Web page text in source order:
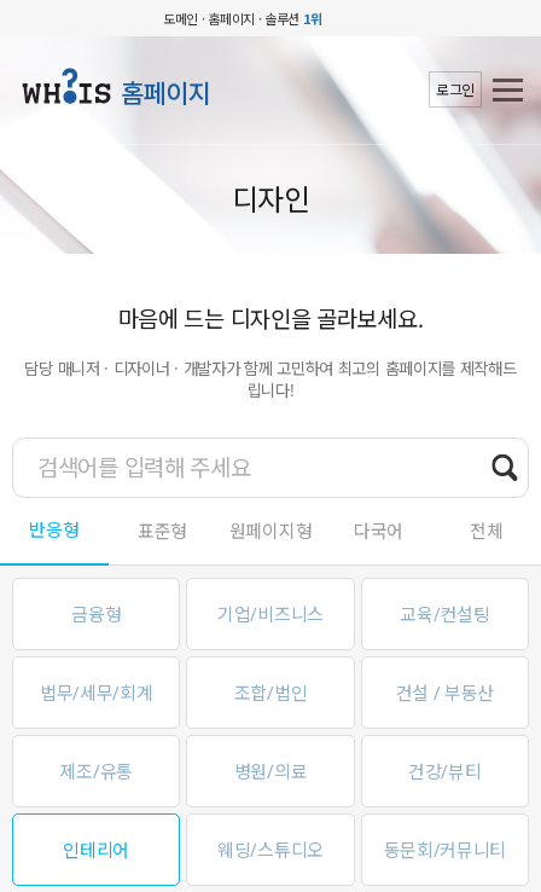
도메인 · 홈페이지 · 솔루션 1위
홈페이지 로그인
디자인
마음에 드는 디자인을 골라보세요.
담당 매니저 · 디자이너 · 개발자가 함께 고민하여 최고의 홈페이지를 제작해드
립니다!
반응형 표준형 원페이지형 다국어 전체
금융형 기업/비즈니스 교육/컨설팅
법무/세무/회계 조합/법인 건설 / 부동산
제조/유통 병원/의료 건강/뷰티
인테리어 웨딩/스튜디오 동문회/커뮤니티